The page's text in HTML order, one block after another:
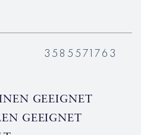
3585571763
GEEIGNET
GEEIGNET